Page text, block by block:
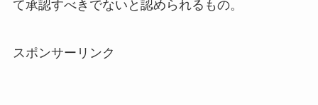
て承認すべきでないと認められるもの。
スポンサーリンク